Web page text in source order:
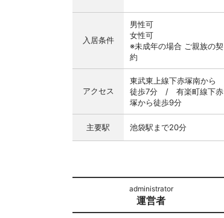
入居条件
男性可
女性可
※未成年の場合 ご親族の契
約
アクセス
東武東上線下赤塚南から
徒歩7分 / 有楽町線下赤
塚から徒歩9分
主要駅 池袋駅まで20分
運営者